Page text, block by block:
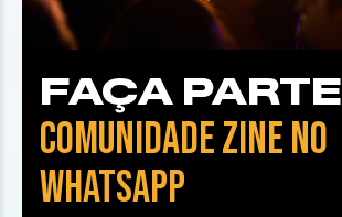
FAÇA PARTE
COMUNIDADE ZINE NO
WHATSAPP